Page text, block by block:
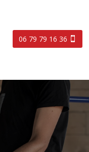
06 79 79 16 36